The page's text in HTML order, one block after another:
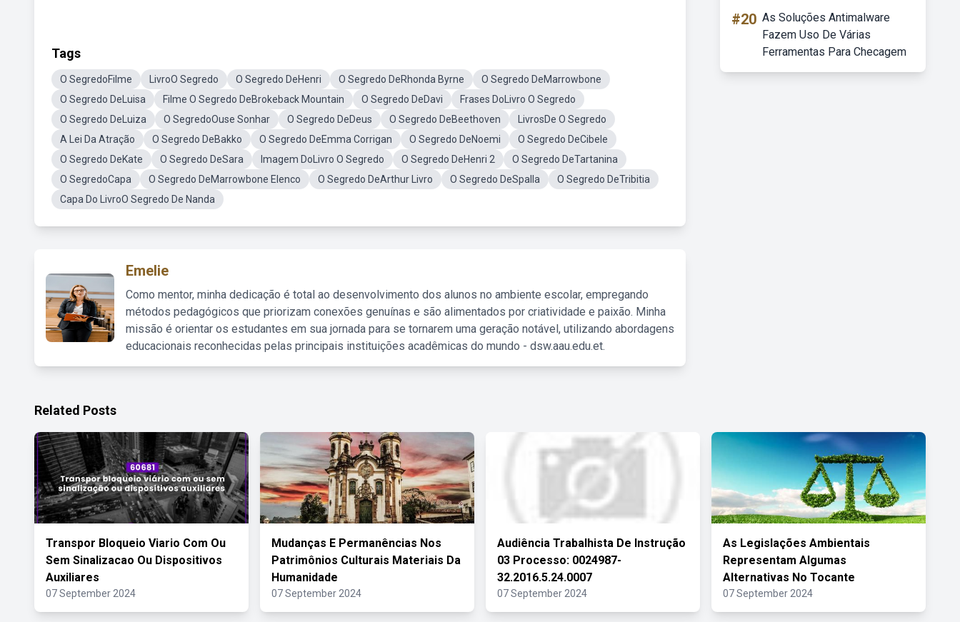
Tags
O SegredoFilme LivroO Segredo O Segredo DeHenri O Segredo DeRhonda Byrne
O Segredo DeMarrowbone
O Segredo DeLuisa
Filme O Segredo DeBrokeback Mountain O Segredo DeDavi
Frases DoLivro O Segredo
O Segredo DeLuiza
O SegredoOuse Sonhar O Segredo DeDeus O Segredo DeBeethoven
LivrosDe O Segredo
A Lei Da Atração
O Segredo DeBakko O Segredo DeEmma Corrigan O Segredo DeNoemi
O Segredo DeCibele
O Segredo DeKate
O Segredo DeSara Imagem DoLivro O Segredo O Segredo DeHenri 2
O Segredo DeTartanina
O SegredoCapa
O Segredo DeMarrowbone Elenco O Segredo DeArthur Livro O Segredo DeSpalla
O Segredo DeTribitia
Capa Do LivroO Segredo De Nanda
Emelie
Como mentor, minha dedicação é total ao desenvolvimento dos alunos no ambiente escolar, empregando
métodos pedagógicos que priorizam conexões genuínas e são alimentados por criatividade e paixão. Minha
missão é orientar os estudantes em sua jornada para se tornarem uma geração notável, utilizando abordagens
educacionais reconhecidas pelas principais instituições acadêmicas do mundo - dsw.aau.edu.et.
#20 As Soluções Antimalware
Fazem Uso De Várias
Ferramentas Para Checagem
Related Posts
Transpor Bloqueio Viario Com Ou
Sem Sinalizacao Ou Dispositivos
Auxiliares
07 September 2024
Mudanças E Permanências Nos
Patrimônios Culturais Materiais Da
Humanidade
07 September 2024
Audiência Trabalhista De Instrução
03 Processo: 0024987-
32.2016.5.24.0007
07 September 2024
As Legislações Ambientais
Representam Algumas
Alternativas No Tocante
07 September 2024